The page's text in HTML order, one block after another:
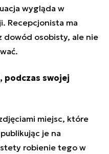
wygląda w
Recepcjonista ma
dowód osobisty, ale nie
podczas swojej
miejsc, które
je na
robienie tego w